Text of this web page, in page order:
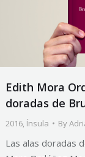
Edith Mora
doradas de
2016, Ínsula By
Las alas doradas